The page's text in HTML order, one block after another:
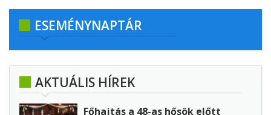
ESEMÉNYNAPTÁR
AKTUÁLIS HÍREK
Főhajtás a 48-as hősök előtt